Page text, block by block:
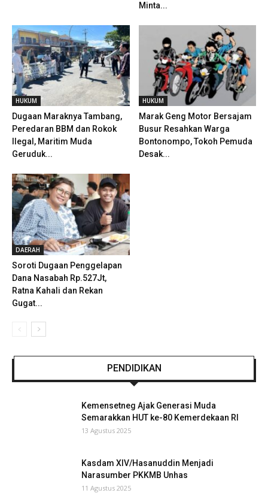
Minta...
HUKUM
Dugaan Maraknya Tambang,
Peredaran BBM dan Rokok
Ilegal, Maritim Muda
Geruduk...
HUKUM
Marak Geng Motor Bersajam
Busur Resahkan Warga
Bontonompo, Tokoh Pemuda
Desak...
DAERAH
Soroti Dugaan Penggelapan
Dana Nasabah Rp.527Jt,
Ratna Kahali dan Rekan
Gugat...
PENDIDIKAN
Kemensetneg Ajak Generasi Muda
Semarakkan HUT ke-80 Kemerdekaan RI
13 Agustus 2025
Kasdam XIV/Hasanuddin Menjadi
Narasumber PKKMB Unhas
11 Agustus 2025